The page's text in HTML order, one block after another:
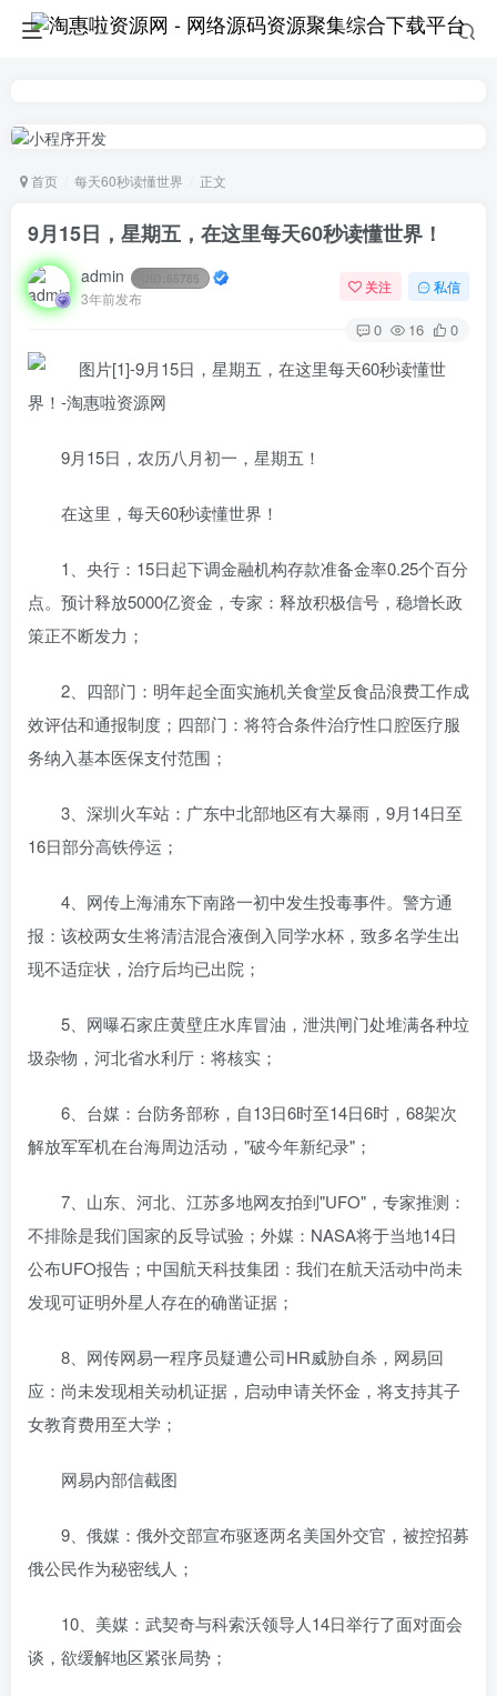
首页 每天60秒读懂世界 正文
9月15日，星期五，在这里每天60秒读懂世界！
admin 65785
3年前发布
关注 私信
0 16 0
9月15日，农历八月初一，星期五！
在这里，每天60秒读懂世界！
1、央行：15日起下调金融机构存款准备金率0.25个百分
点。预计释放5000亿资金，专家：释放积极信号，稳增长政
策正不断发力；
2、四部门：明年起全面实施机关食堂反食品浪费工作成
效评估和通报制度；四部门：将符合条件治疗性口腔医疗服
务纳入基本医保支付范围；
3、深圳火车站：广东中北部地区有大暴雨，9月14日至
16日部分高铁停运；
4、网传上海浦东下南路一初中发生投毒事件。警方通
报：该校两女生将清洁混合液倒入同学水杯，致多名学生出
现不适症状，治疗后均已出院；
5、网曝石家庄黄壁庄水库冒油，泄洪闸门处堆满各种垃
圾杂物，河北省水利厅：将核实；
6、台媒：台防务部称，自13日6时至14日6时，68架次
解放军军机在台海周边活动，"破今年新纪录"；
7、山东、河北、江苏多地网友拍到"UFO"，专家推测：
不排除是我们国家的反导试验；外媒：NASA将于当地14日
公布UFO报告；中国航天科技集团：我们在航天活动中尚未
发现可证明外星人存在的确凿证据；
8、网传网易一程序员疑遭公司HR威胁自杀，网易回
应：尚未发现相关动机证据，启动申请关怀金，将支持其子
女教育费用至大学；
网易内部信截图
9、俄媒：俄外交部宣布驱逐两名美国外交官，被控招募
俄公民作为秘密线人；
10、美媒：武契奇与科索沃领导人14日举行了面对面会
谈，欲缓解地区紧张局势；